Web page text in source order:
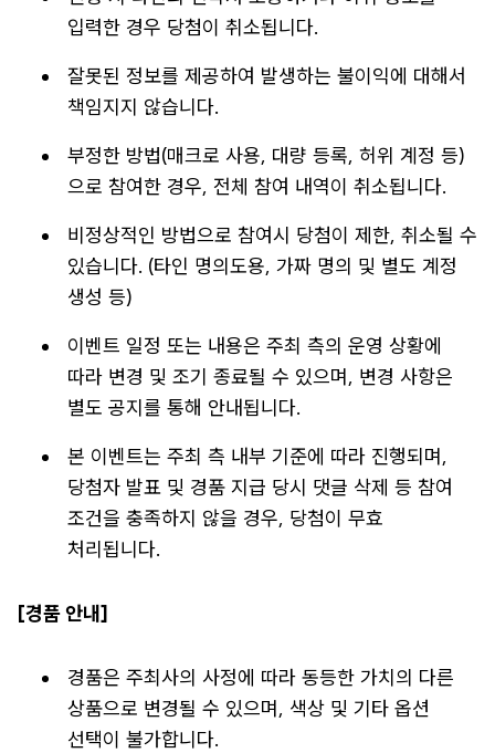
입력한 경우 당첨이 취소됩니다.
잘못된 정보를 제공하여 발생하는 불이익에 대해서
책임지지 않습니다.
부정한 방법(매크로 사용, 대량 등록, 허위 계정 등)
으로 참여한 경우, 전체 참여 내역이 취소됩니다.
비정상적인 방법으로 참여시 당첨이 제한, 취소될 수
있습니다. (타인 명의도용, 가짜 명의 및 별도 계정
생성 등)
이벤트 일정 또는 내용은 주최 측의 운영 상황에
따라 변경 및 조기 종료될 수 있으며, 변경 사항은
별도 공지를 통해 안내됩니다.
본 이벤트는 주최 측 내부 기준에 따라 진행되며,
당첨자 발표 및 경품 지급 당시 댓글 삭제 등 참여
조건을 충족하지 않을 경우, 당첨이 무효
처리됩니다.
[경품 안내]
경품은 주최사의 사정에 따라 동등한 가치의 다른
상품으로 변경될 수 있으며, 색상 및 기타 옵션
선택이 불가합니다.